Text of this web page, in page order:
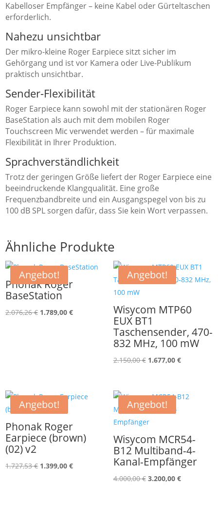
Kabelloser Empfänger – keine Kabel oder Gürteltaschen
erforderlich.
Nahezu unsichtbar
Der mikro-kleine Roger Earpiece sitzt sicher im
Gehörgang und ist vor Kamera oder Live-Publikum
praktisch unsichtbar.
Sender-Flexibilität
Roger Earpiece kann sowohl mit der stationären Roger
BaseStation als auch mit dem mobilen Roger
Touchscreen Mic verwendet werden – für maximale
Flexibilität in Ihrer Produktion.
Sprachverständlichkeit
Trotz der geringen Größe liefert der Roger Earpiece eine
beeindruckende Klangqualität. Eine große
Frequenzbandbreite und ein Ausgangspegel von bis zu
100 dB SPL sorgen dafür, dass Sie kein Wort verpassen.
Ähnliche Produkte
Angebot!
Phonak Roger
BaseStation
2.076,26€ Ursprünglicher
1.789,00€Aktueller
Angebot!
Wisycom MTP60
EUX BT1
Taschensender, 470-
832 MHz, 100 mW
2.150,00€ Ursprünglicher
2.150,00 €
1.677,00 €Aktueller
1.677,00 €.
Angebot!
Phonak Roger
Earpiece (brown)
(02) v2
1.727,53€ Ursprünglicher
1.399,00€Aktueller
Angebot!
Wisycom MCR54-
B12 Multiband-4-
Kanal-Empfänger
4.000,00€ Ursprünglicher
3.200,00 €Aktueller